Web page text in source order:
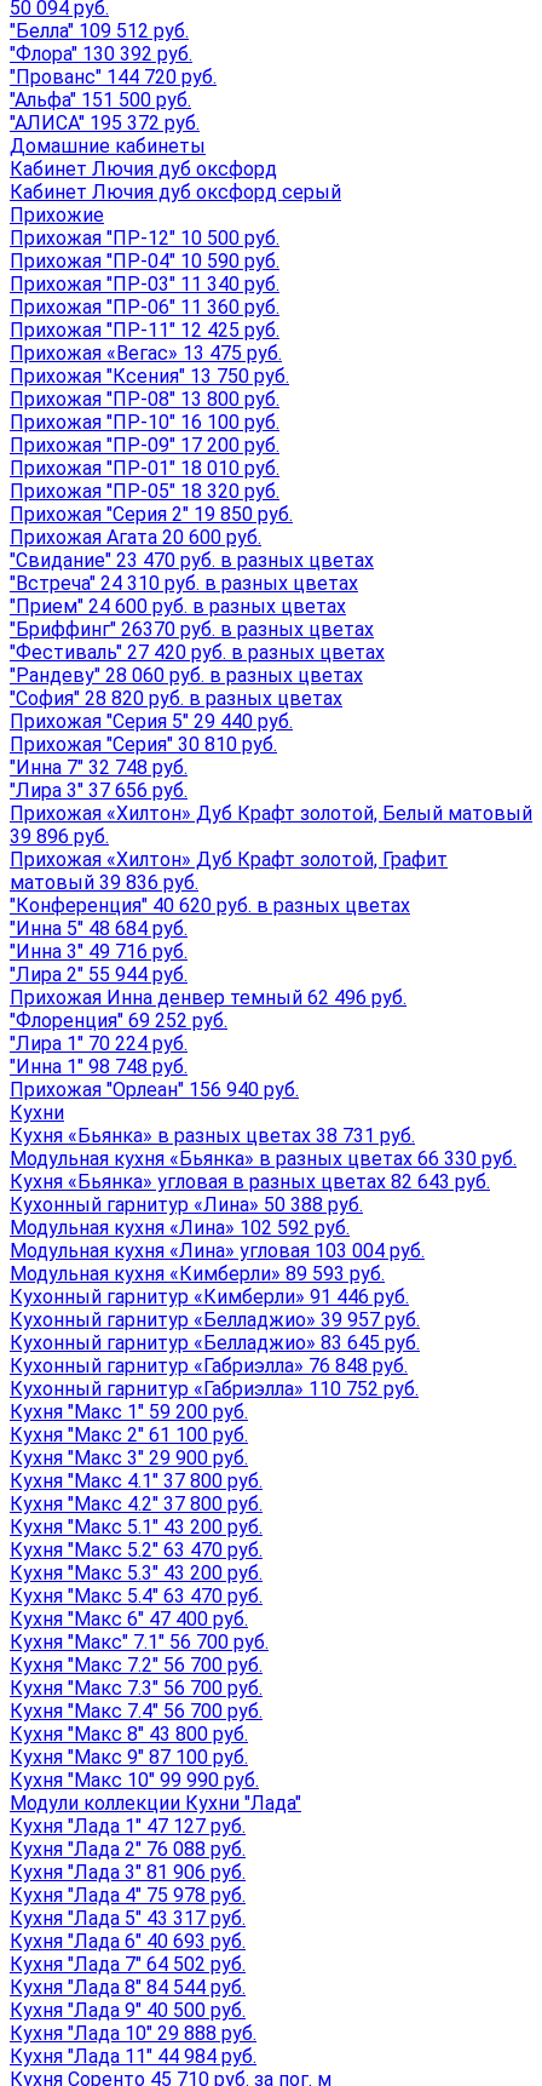
50 094 руб.
"Белла" 109 512 руб.
"Флора" 130 392 руб.
"Прованс" 144 720 руб.
"Альфа" 151 500 руб.
"АЛИСА" 195 372 руб.
Домашние кабинеты
Кабинет Лючия дуб оксфорд
Кабинет Лючия дуб оксфорд серый
Прихожие
Прихожая "ПР-12" 10 500 руб.
Прихожая "ПР-04" 10 590 руб.
Прихожая "ПР-03" 11 340 руб.
Прихожая "ПР-06" 11 360 руб.
Прихожая "ПР-11" 12 425 руб.
Прихожая «Вегас» 13 475 руб.
Прихожая "Ксения" 13 750 руб.
Прихожая "ПР-08" 13 800 руб.
Прихожая "ПР-10" 16 100 руб.
Прихожая "ПР-09" 17 200 руб.
Прихожая "ПР-01" 18 010 руб.
Прихожая "ПР-05" 18 320 руб.
Прихожая "Серия 2" 19 850 руб.
Прихожая Агата 20 600 руб.
"Свидание" 23 470 руб. в разных цветах
"Встреча" 24 310 руб. в разных цветах
"Прием" 24 600 руб. в разных цветах
"Бриффинг" 26370 руб. в разных цветах
"Фестиваль" 27 420 руб. в разных цветах
"Рандеву" 28 060 руб. в разных цветах
"София" 28 820 руб. в разных цветах
Прихожая "Серия 5" 29 440 руб.
Прихожая "Серия" 30 810 руб.
"Инна 7" 32 748 руб.
"Лира 3" 37 656 руб.
Прихожая «Хилтон» Дуб Крафт золотой, Белый матовый
39 896 руб.
Прихожая «Хилтон» Дуб Крафт золотой, Графит
матовый 39 836 руб.
"Конференция" 40 620 руб. в разных цветах
"Инна 5" 48 684 руб.
"Инна 3" 49 716 руб.
"Лира 2" 55 944 руб.
Прихожая Инна денвер темный 62 496 руб.
"Флоренция" 69 252 руб.
"Лира 1" 70 224 руб.
"Инна 1" 98 748 руб.
Прихожая "Орлеан" 156 940 руб.
Кухни
Кухня «Бьянка» в разных цветах 38 731 руб.
Модульная кухня «Бьянка» в разных цветах 66 330 руб.
Кухня «Бьянка» угловая в разных цветах 82 643 руб.
Кухонный гарнитур «Лина» 50 388 руб.
Модульная кухня «Лина» 102 592 руб.
Модульная кухня «Лина» угловая 103 004 руб.
Модульная кухня «Кимберли» 89 593 руб.
Кухонный гарнитур «Кимберли» 91 446 руб.
Кухонный гарнитур «Белладжио» 39 957 руб.
Кухонный гарнитур «Белладжио» 83 645 руб.
Кухонный гарнитур «Габриэлла» 76 848 руб.
Кухонный гарнитур «Габриэлла» 110 752 руб.
Кухня "Макс 1" 59 200 руб.
Кухня "Макс 2" 61 100 руб.
Кухня "Макс 3" 29 900 руб.
Кухня "Макс 4.1" 37 800 руб.
Кухня "Макс 4.2" 37 800 руб.
Кухня "Макс 5.1" 43 200 руб.
Кухня "Макс 5.2" 63 470 руб.
Кухня "Макс 5.3" 43 200 руб.
Кухня "Макс 5.4" 63 470 руб.
Кухня "Макс 6" 47 400 руб.
Кухня "Макс" 7.1" 56 700 руб.
Кухня "Макс 7.2" 56 700 руб.
Кухня "Макс 7.3" 56 700 руб.
Кухня "Макс 7.4" 56 700 руб.
Кухня "Макс 8" 43 800 руб.
Кухня "Макс 9" 87 100 руб.
Кухня "Макс 10" 99 990 руб.
Модули коллекции Кухни "Лада"
Кухня "Лада 1" 47 127 руб.
Кухня "Лада 2" 76 088 руб.
Кухня "Лада 3" 81 906 руб.
Кухня "Лада 4" 75 978 руб.
Кухня "Лада 5" 43 317 руб.
Кухня "Лада 6" 40 693 руб.
Кухня "Лада 7" 64 502 руб.
Кухня "Лада 8" 84 544 руб.
Кухня "Лада 9" 40 500 руб.
Кухня "Лада 10" 29 888 руб.
Кухня "Лада 11" 44 984 руб.
Кухня Соренто 45 710 руб. за пог. м